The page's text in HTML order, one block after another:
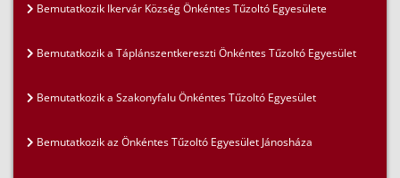
Bemutatkozik Ikervár Község Önkéntes Tűzoltó Egyesülete
Bemutatkozik a Táplánszentkereszti Önkéntes Tűzoltó Egyesület
Bemutatkozik a Szakonyfalu Önkéntes Tűzoltó Egyesület
Bemutatkozik az Önkéntes Tűzoltó Egyesület Jánosháza